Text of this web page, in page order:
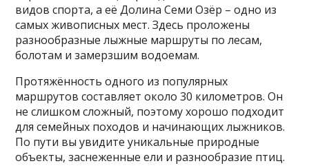
видов спорта, а её Долина Семи Озёр – одно из
самых живописных мест. Здесь проложены
разнообразные лыжные маршруты по лесам,
болотам и замерзшим водоемам.
Протяжённость одного из популярных
маршрутов составляет около 30 километров. Он
не слишком сложный, поэтому хорошо подходит
для семейных походов и начинающих лыжников.
По пути вы увидите уникальные природные
объекты, заснеженные ели и разнообразие птиц.